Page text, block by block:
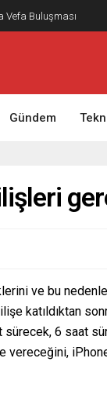
Vefa Buluşması
Gündem
ve bu
katıldıktan
sürecek, 6 saat
vereceğini,